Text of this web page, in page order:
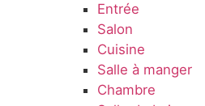
Entrée
Salon
Cuisine
Salle à manger
Chambre